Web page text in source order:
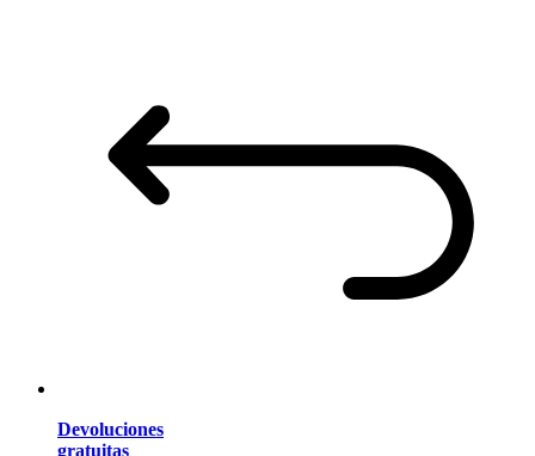
Devoluciones
gratuitas